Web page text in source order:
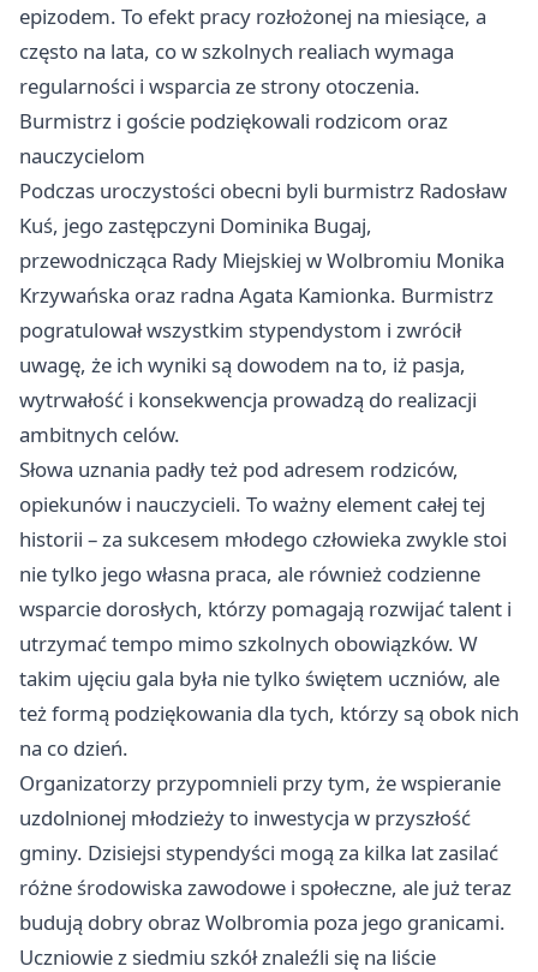
epizodem. To efekt pracy rozłożonej na miesiące, a
często na lata, co w szkolnych realiach wymaga
regularności i wsparcia ze strony otoczenia.
Burmistrz i goście podziękowali rodzicom oraz
nauczycielom
Podczas uroczystości obecni byli burmistrz Radosław
Kuś, jego zastępczyni Dominika Bugaj,
przewodnicząca Rady Miejskiej w Wolbromiu Monika
Krzywańska oraz radna Agata Kamionka. Burmistrz
pogratulował wszystkim stypendystom i zwrócił
uwagę, że ich wyniki są dowodem na to, iż pasja,
wytrwałość i konsekwencja prowadzą do realizacji
ambitnych celów.
Słowa uznania padły też pod adresem rodziców,
opiekunów i nauczycieli. To ważny element całej tej
historii – za sukcesem młodego człowieka zwykle stoi
nie tylko jego własna praca, ale również codzienne
wsparcie dorosłych, którzy pomagają rozwijać talent i
utrzymać tempo mimo szkolnych obowiązków. W
takim ujęciu gala była nie tylko świętem uczniów, ale
też formą podziękowania dla tych, którzy są obok nich
na co dzień.
Organizatorzy przypomnieli przy tym, że wspieranie
uzdolnionej młodzieży to inwestycja w przyszłość
gminy. Dzisiejsi stypendyści mogą za kilka lat zasilać
różne środowiska zawodowe i społeczne, ale już teraz
budują dobry obraz Wolbromia poza jego granicami.
Uczniowie z siedmiu szkół znaleźli się na liście